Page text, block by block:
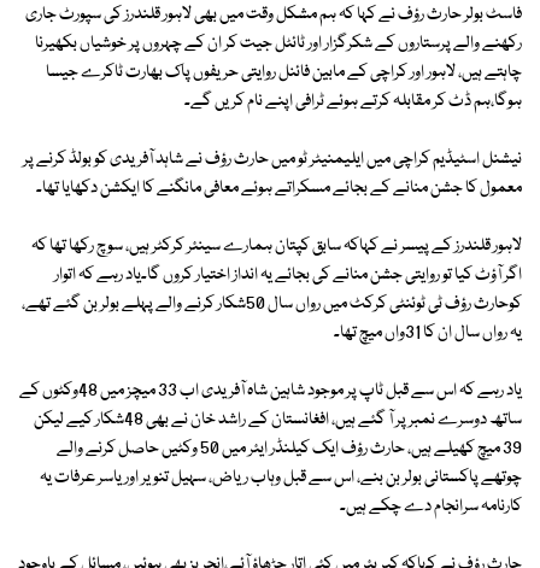
فاسٹ بولر حارث رؤف نے کہا کہ ہم مشکل وقت میں بھی لاہور قلندرز کی سپورٹ جاری
رکھنے والے پرستاروں کے شکرگزار اور ٹائٹل جیت کر ان کے چہروں پر خوشیاں بکھیرنا
چاہتے ہیں، لاہور اور کراچی کے مابین فائنل روایتی حریفوں پاک بھارت ٹاکرے جیسا
ہوگا،ہم ڈٹ کر مقابلہ کرتے ہوئے ٹرافی اپنے نام کریں گے۔
نیشنل اسٹیڈیم کراچی میں ایلیمنیٹر ٹو میں حارث رؤف نے شاہد آفریدی کو بولڈ کرنے پر
معمول کا جشن منانے کے بجائے مسکراتے ہوئے معافی مانگنے کا ایکشن دکھایا تھا۔
لاہور قلندرز کے پیسر نے کہاکہ سابق کپتان ہمارے سینئر کرکٹر ہیں، سوچ رکھا تھا کہ
اگر آؤٹ کیا تو روایتی جشن منانے کی بجائے یہ انداز اختیار کروں گا۔یاد رہے کہ اتوار
کوحارث رؤف ٹی ٹوئنٹی کرکٹ میں رواں سال 50شکار کرنے والے پہلے بولر بن گئے تھے،
یہ رواں سال ان کا 31واں میچ تھا۔
یاد رہے کہ اس سے قبل ٹاپ پر موجود شاہین شاہ آفریدی اب 33 میچز میں 48وکٹوں کے
ساتھ دوسرے نمبر پر آ گئے ہیں، افغانستان کے راشد خان نے بھی 48شکار کیے لیکن
39 میچ کھیلے ہیں، حارث رؤف ایک کیلنڈر ایئر میں 50 وکٹیں حاصل کرنے والے
چوتھے پاکستانی بولر بن بنے، اس سے قبل وہاب ریاض، سہیل تنویر اور یاسر عرفات یہ
کارنامہ سرانجام دے چکے ہیں۔